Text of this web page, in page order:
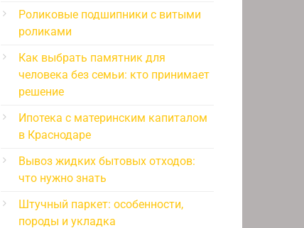
Роликовые подшипники с витыми
роликами
Как выбрать памятник для
человека без семьи: кто принимает
решение
Ипотека с материнским капиталом
в Краснодаре
Вывоз жидких бытовых отходов:
что нужно знать
Штучный паркет: особенности,
породы и укладка